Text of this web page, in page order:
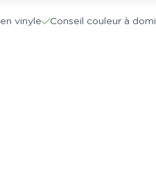
vinyle Conseil couleur à